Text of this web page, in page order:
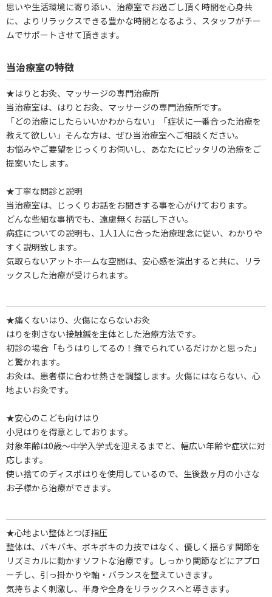
思いや生活環境に寄り添い、治療室でお過ごし頂く時間を心身共
に、よりリラックスできる豊かな時間となるよう、スタッフがチー
ムでサポートさせて頂きます。
当治療室の特徴
★はりとお灸、マッサージの専門治療所
当治療室は、はりとお灸、マッサージの専門治療所です。
「どの治療にしたらいいかわからない」「症状に一番合った治療を
教えて欲しい」そんな方は、ぜひ当治療室へご相談ください。
お悩みやご要望をじっくりお伺いし、あなたにピッタリの治療をご
提案いたします。
★丁寧な問診と説明
当治療室は、じっくりお話をお聞きする事を心がけております。
どんな些細な事柄でも、遠慮無くお話し下さい。
病症についての説明も、1人1人に合った治療理念に従い、わかりや
すく説明致します。
気取らないアットホームな空間は、安心感を演出すると共に、リラ
ックスした治療が受けられます。
★痛くないはり、火傷にならないお灸
はりを刺さない接触鍼を主体とした治療方法です。
初診の場合「もうはりしてるの！撫でられているだけかと思った」
と驚かれます。
お灸は、患者様に合わせ熱さを調整します。火傷にはならない、心
地よいお灸です。
★安心のこども向けはり
小児はりを得意としております。
対象年齢は0歳～中学入学式を迎えるまでと、幅広い年齢や症状に対
応します。
使い捨てのディスポはりを使用しているので、生後数ヶ月の小さな
お子様から治療ができます。
★心地よい整体とつぼ指圧
整体は、バキバキ、ボキボキの力技ではなく、優しく揺らす関節を
リズミカルに動かすソフトな治療です。しっかり関節などにアプロ
ーチし、引っ掛かりや軸・バランスを整えていきます。
気持ちよく刺激し、半身や全身をリラックスへと導きます。